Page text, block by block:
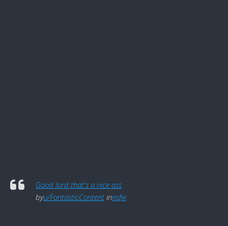
Good lord that's a nice ass
byu/FantasticContent innsfw